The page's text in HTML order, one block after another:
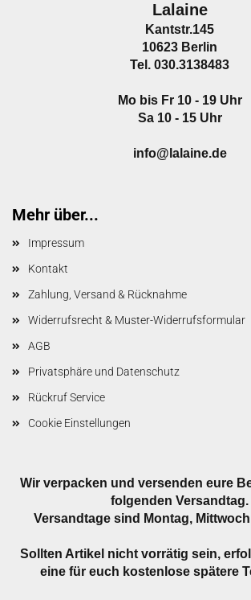
Lalaine
Kantstr.145
10623 Berlin
Tel. 030.3138483
Mo bis Fr 10 - 19 Uhr
Sa 10 - 15 Uhr
info@lalaine.de
Mehr über...
Impressum
Kontakt
Zahlung, Versand & Rücknahme
Widerrufsrecht & Muster-Widerrufsformular
AGB
Privatsphäre und Datenschutz
Rückruf Service
Cookie Einstellungen
Wir verpacken und versenden eure
folgenden Versandtag.
Versandtage sind Montag,
Sollten Artikel nicht vorrätig sein,
eine für euch kostenlose spätere